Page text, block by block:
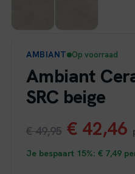
AMBIANT Op voorraad
Ambiant
SRC beige
€49,95
prijs
€ 42,46
Je bespaart 15%: € 7,49